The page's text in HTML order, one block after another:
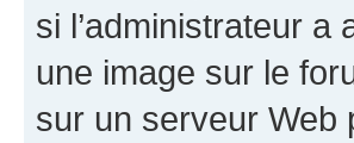
si l’administrateur
une image sur le
sur un serveur Web